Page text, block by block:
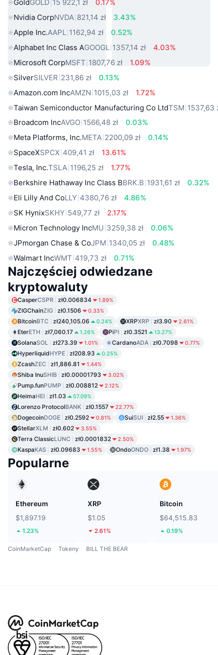
GoldGOLD 15 922,1 zł
0.17%
Nvidia CorpNVDA 821,14 zł
3.43%
Apple Inc.AAPL 1162,94 zł
0.52%
Alphabet Inc Class AGOOGL 1357,14 zł
4.03%
Microsoft CorpMSFT 1807,76 zł
1.09%
SilverSILVER 231,86 zł
0.13%
Amazon.com IncAMZN 1015,03 zł
1.72%
Taiwan Semiconductor Manufacturing Co LtdTSM 1537,63
Broadcom IncAVGO 1566,48 zł
0.03%
Meta Platforms, Inc.META 2200,09 zł
0.14%
SpaceXSPCX 409,41 zł
13.61%
Tesla, Inc.TSLA 1196,25 zł
1.77%
Berkshire Hathaway Inc Class BBRK.B 1931,61 zł
0.32%
Eli Lilly And CoLLY 4380,76 zł
4.86%
SK HynixSKHY 549,77 zł
2.17%
Micron Technology IncMU 3259,38 zł
0.06%
JPmorgan Chase & CoJPM 1340,05 zł
0.48%
Walmart IncWMT 419,73 zł 0.71%
Najczęściej odwiedzane
kryptowaluty
CasperCSPR zł0.006834 1.89%
ZIGChainZIG zł0.1506 0.33%
BitcoinBTC zł240,105.06 0.24% XRPXRP zł3.90 2.61%
EterETH zł7,060.17 1.26% PiPI zł0.3521 13.27%
SolanaSOL zł273.39 1.01% CardanoADA zł0.7098 0.77%
HyperliquidHYPE zł208.93 0.25%
ZcashZEC zł1,886.81 1.44%
Shiba InuSHIB zł0.00001793 3.02%
Pump.funPUMP zł0.008812 2.12%
HeimaHEI zł1.03 57.09%
Lorenzo ProtocolBANK zł0.1557 22.77%
DogecoinDOGE zł0.2592 0.81% SuiSUI zł2.55 1.36%
StellarXLM zł0.602 3.55%
Terra ClassicLUNC zł0.0001832 2.50%
KaspaKAS zł0.09683 1.55% OndoONDO zł1.38 1.97%
Popularne
Ethereum
$1,897.19
1.23%
XRP
$1.05
2.61%
Bitcoin
$64,515.83
0.19%
CoinMarketCap Tokeny BILL THE BEAR